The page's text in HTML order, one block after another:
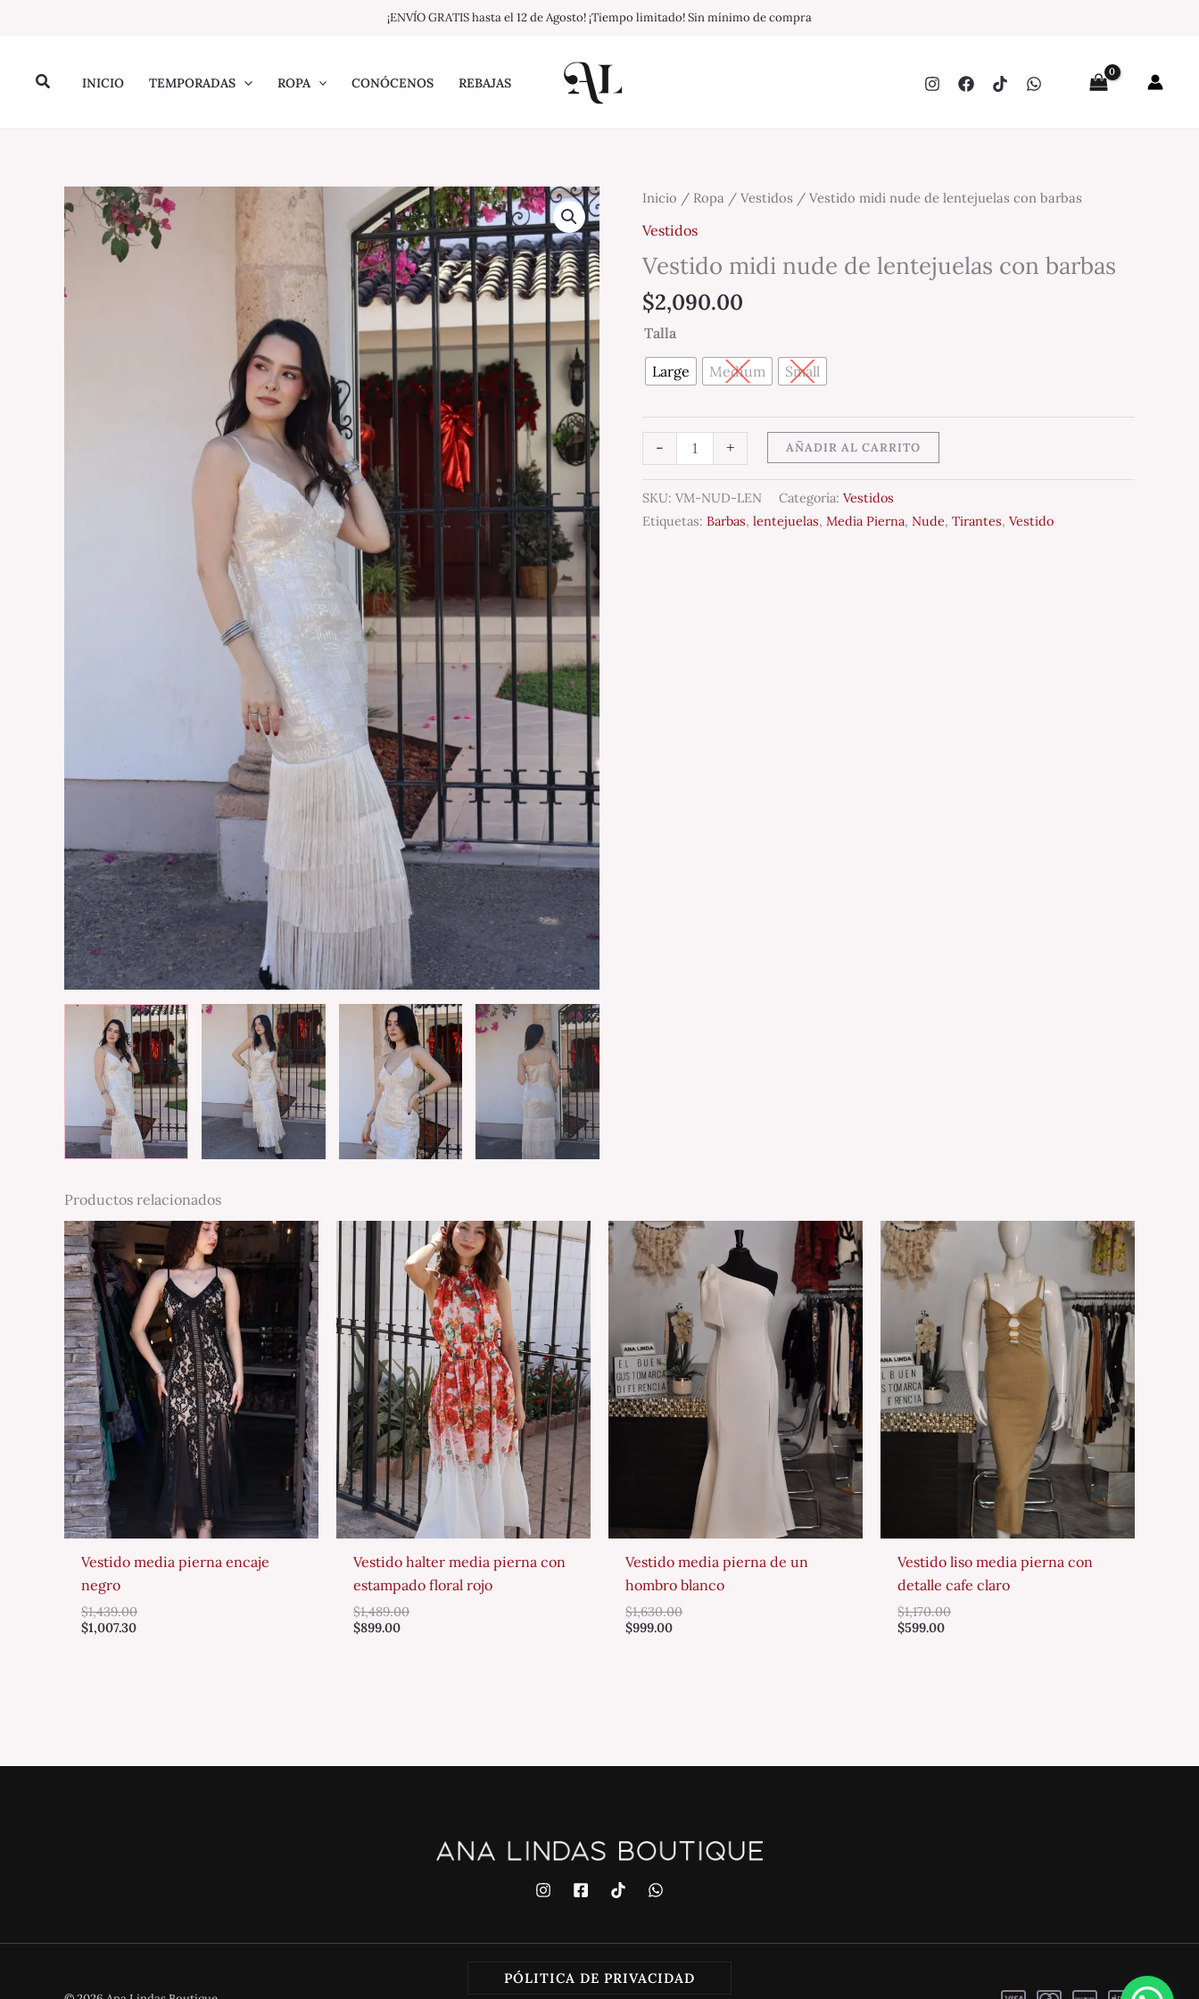
¡ENVÍO GRATIS hasta el 12 de Agosto! ¡Tiempo limitado! Sin mínimo de compra
BuscarINICIO TEMPORADAS ROPA CONÓCENOS REBAJAS
Inicio / Ropa / Vestidos / Vestido midi nude de lentejuelas con barbas
Vestidos
Vestido midi nude de lentejuelas con barbas
$2,090.00
Talla
Large Medium Small
-
Vestido
midi
de
lentejuelas
con
barbas
cantidad
+ AÑADIR AL CARRITO
SKU: VM-NUD-LEN Categoría: Vestidos
Etiquetas: Barbas, lentejuelas, Media Pierna, Nude, Tirantes, Vestido
Productos relacionados
Vestido media pierna encaje
negro
$1,439.00
$1,007.30
Vestido halter media pierna con
estampado floral rojo
$1,489.00
$899.00
Vestido media pierna de un
hombro blanco
$1,630.00
$999.00
Vestido liso media pierna con
detalle cafe claro
$1,170.00
$599.00
PÓLITICA DE PRIVACIDAD